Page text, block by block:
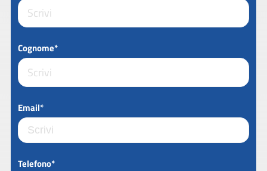
Cognome*
Email*
Telefono*